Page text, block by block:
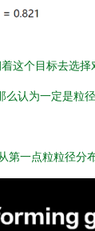
这个目标去选择
认为一定是粒
从第一点粒粒径分